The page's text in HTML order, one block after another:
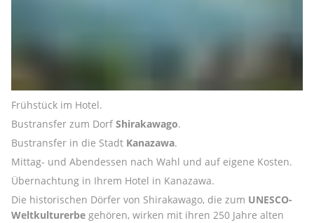
Frühstück im Hotel.
Bustransfer zum Dorf Shirakawago.
Bustransfer in die Stadt Kanazawa.
Mittag- und Abendessen nach Wahl und auf eigene Kosten.
Übernachtung in Ihrem Hotel in Kanazawa.
Die historischen Dörfer von Shirakawago, die zum UNESCO-
Weltkulturerbe gehören, wirken mit ihren 250 Jahre alten